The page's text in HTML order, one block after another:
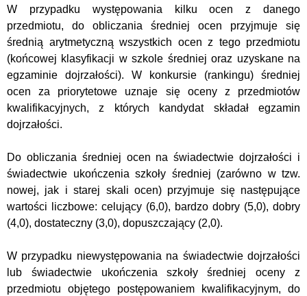
W przypadku występowania kilku ocen z danego
przedmiotu, do obliczania średniej ocen przyjmuje się
średnią arytmetyczną wszystkich ocen z tego przedmiotu
(końcowej klasyfikacji w szkole średniej oraz uzyskane na
egzaminie dojrzałości). W konkursie (rankingu) średniej
ocen za priorytetowe uznaje się oceny z przedmiotów
kwalifikacyjnych, z których kandydat składał egzamin
dojrzałości.
Do obliczania średniej ocen na świadectwie dojrzałości i
świadectwie ukończenia szkoły średniej (zarówno w tzw.
nowej, jak i starej skali ocen) przyjmuje się następujące
wartości liczbowe: celujący (6,0), bardzo dobry (5,0), dobry
(4,0), dostateczny (3,0), dopuszczający (2,0).
W przypadku niewystępowania na świadectwie dojrzałości
lub świadectwie ukończenia szkoły średniej oceny z
przedmiotu objętego postępowaniem kwalifikacyjnym, do